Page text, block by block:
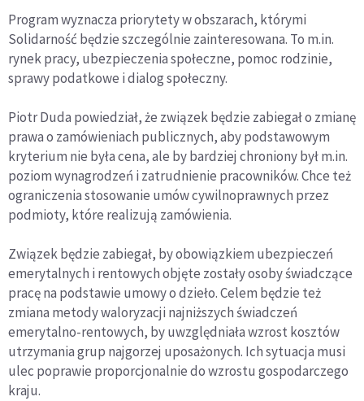
Program wyznacza priorytety w obszarach, którymi
Solidarność będzie szczególnie zainteresowana. To m.in.
rynek pracy, ubezpieczenia społeczne, pomoc rodzinie,
sprawy podatkowe i dialog społeczny.
Piotr Duda powiedział, że związek będzie zabiegał o zmianę
prawa o zamówieniach publicznych, aby podstawowym
kryterium nie była cena, ale by bardziej chroniony był m.in.
poziom wynagrodzeń i zatrudnienie pracowników. Chce też
ograniczenia stosowanie umów cywilnoprawnych przez
podmioty, które realizują zamówienia.
Związek będzie zabiegał, by obowiązkiem ubezpieczeń
emerytalnych i rentowych objęte zostały osoby świadczące
pracę na podstawie umowy o dzieło. Celem będzie też
zmiana metody waloryzacji najniższych świadczeń
emerytalno-rentowych, by uwzględniała wzrost kosztów
utrzymania grup najgorzej uposażonych. Ich sytuacja musi
ulec poprawie proporcjonalnie do wzrostu gospodarczego
kraju.